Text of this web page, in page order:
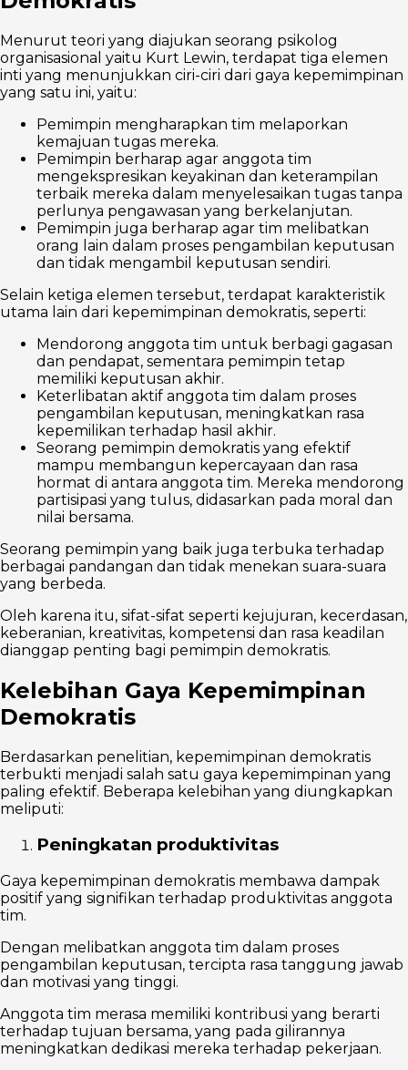
Menurut teori yang diajukan seorang psikolog
organisasional yaitu Kurt Lewin, terdapat tiga elemen
inti yang menunjukkan ciri-ciri dari gaya kepemimpinan
yang satu ini, yaitu:
Pemimpin mengharapkan tim melaporkan
kemajuan tugas mereka.
Pemimpin berharap agar anggota tim
mengekspresikan keyakinan dan keterampilan
terbaik mereka dalam menyelesaikan tugas tanpa
perlunya pengawasan yang berkelanjutan.
Pemimpin juga berharap agar tim melibatkan
orang lain dalam proses pengambilan keputusan
dan tidak mengambil keputusan sendiri.
Selain ketiga elemen tersebut, terdapat karakteristik
utama lain dari kepemimpinan demokratis, seperti:
Mendorong anggota tim untuk berbagi gagasan
dan pendapat, sementara pemimpin tetap
memiliki keputusan akhir.
Keterlibatan aktif anggota tim dalam proses
pengambilan keputusan, meningkatkan rasa
kepemilikan terhadap hasil akhir.
Seorang pemimpin demokratis yang efektif
mampu membangun kepercayaan dan rasa
hormat di antara anggota tim. Mereka mendorong
partisipasi yang tulus, didasarkan pada moral dan
nilai bersama.
Seorang pemimpin yang baik juga terbuka terhadap
berbagai pandangan dan tidak menekan suara-suara
yang berbeda.
Oleh karena itu, sifat-sifat seperti kejujuran, kecerdasan,
keberanian, kreativitas, kompetensi dan rasa keadilan
dianggap penting bagi pemimpin demokratis.
Kelebihan Gaya Kepemimpinan
Demokratis
Berdasarkan penelitian, kepemimpinan demokratis
terbukti menjadi salah satu gaya kepemimpinan yang
paling efektif. Beberapa kelebihan yang diungkapkan
meliputi:
Peningkatan produktivitas
Gaya kepemimpinan demokratis membawa dampak
positif yang signifikan terhadap produktivitas anggota
tim.
Dengan melibatkan anggota tim dalam proses
pengambilan keputusan, tercipta rasa tanggung jawab
dan motivasi yang tinggi.
Anggota tim merasa memiliki kontribusi yang berarti
terhadap tujuan bersama, yang pada gilirannya
meningkatkan dedikasi mereka terhadap pekerjaan.